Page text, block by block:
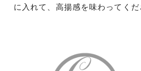
に入れて、高揚感を味わってくだ